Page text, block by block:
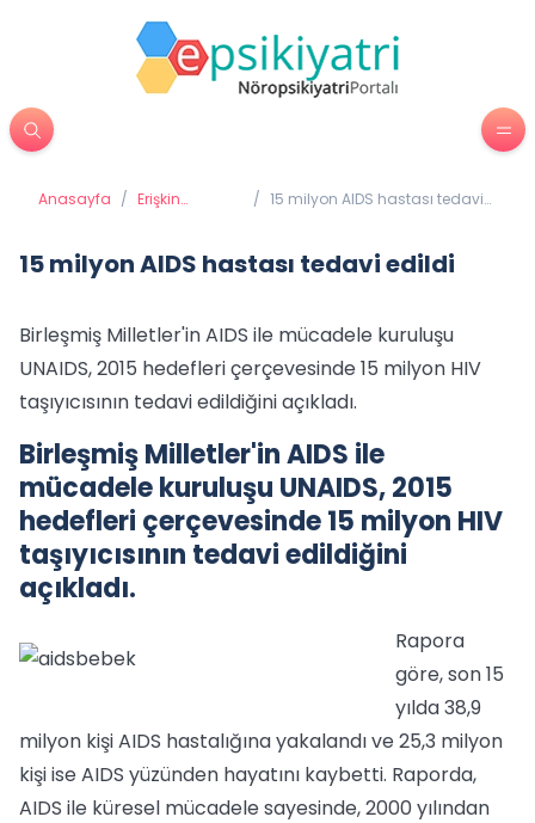
Anasayfa / Erişkin
/ 15 milyon AIDS hastası tedavi
15 milyon AIDS hastası tedavi edildi
Birleşmiş Milletler'in AIDS ile mücadele kuruluşu
UNAIDS, 2015 hedefleri çerçevesinde 15 milyon HIV
taşıyıcısının tedavi edildiğini açıkladı.
Birleşmiş Milletler'in AIDS ile
mücadele kuruluşu UNAIDS, 2015
hedefleri çerçevesinde 15 milyon HIV
taşıyıcısının tedavi edildiğini
açıkladı.
Rapora
göre, son 15
yılda 38,9
milyon kişi AIDS hastalığına yakalandı ve 25,3 milyon
kişi ise AIDS yüzünden hayatını kaybetti. Raporda,
AIDS ile küresel mücadele sayesinde, 2000 yılından